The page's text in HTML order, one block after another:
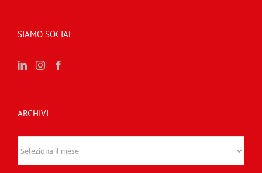
SIAMO SOCIAL
ARCHIVI